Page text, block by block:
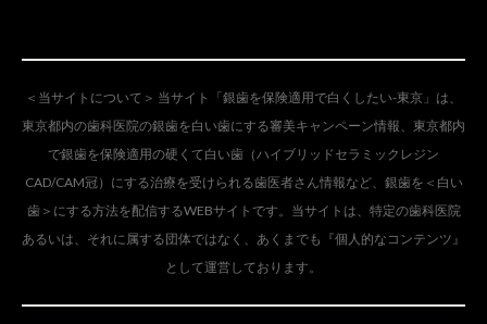
＜当サイトについて＞ 当サイト「銀歯を保険適用で白くしたい-東京」は、
東京都内の歯科医院の銀歯を白い歯にする審美キャンペーン情報、東京都内
で銀歯を保険適用の硬くて白い歯（ハイブリッドセラミックレジン
CAD/CAM冠）にする治療を受けられる歯医者さん情報など、銀歯を＜白い
歯＞にする方法を配信するWEBサイトです。当サイトは、特定の歯科医院
あるいは、それに属する団体ではなく、あくまでも『個人的なコンテンツ』
として運営しております。